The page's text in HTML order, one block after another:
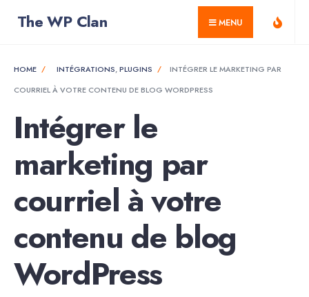
The WP Clan MENU
HOME INTÉGRATIONS,PLUGINS
INTÉGRER LE MARKETING PAR
COURRIEL À VOTRE CONTENU DE BLOG WORDPRESS
Intégrer le
marketing par
courriel à votre
contenu de blog
WordPress